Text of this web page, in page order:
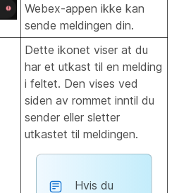
Webex-appen ikke kan
sende meldingen din.
Dette ikonet viser at du
har et utkast til en melding
i feltet. Den vises ved
siden av rommet inntil du
sender eller sletter
utkastet til meldingen.
Hvis du